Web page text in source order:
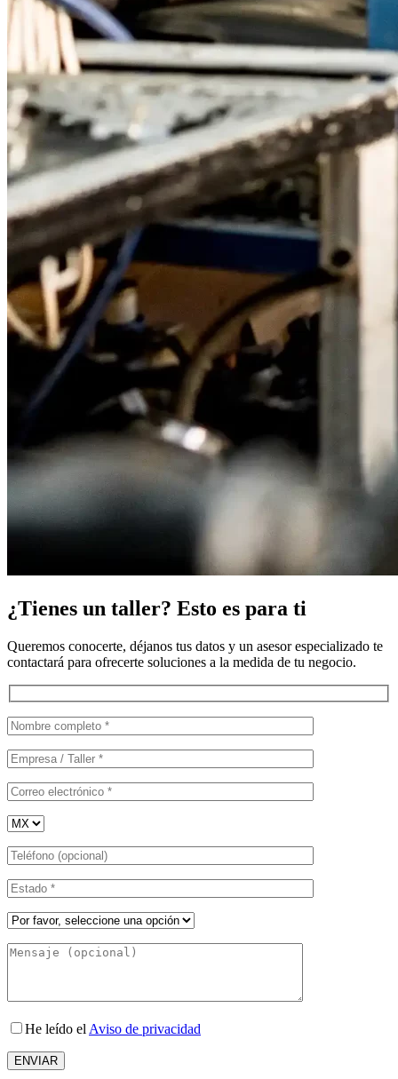
¿Tienes un taller? Esto es para ti
Queremos conocerte, déjanos tus datos y un asesor especializado te
contactará para ofrecerte soluciones a la medida de tu negocio.
He leído el Aviso de privacidad